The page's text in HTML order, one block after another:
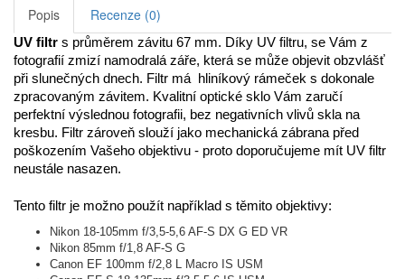
Popis Recenze (0)
UV filtr s průměrem závitu 67 mm. Díky UV filtru, se Vám z
fotografií zmizí namodralá záře, která se může objevit obzvlášť
při slunečných dnech. Filtr má  hliníkový rámeček s dokonale
zpracovaným závitem. Kvalitní optické sklo Vám zaručí
perfektní výslednou fotografii, bez negativních vlivů skla na
kresbu. Filtr zároveň slouží jako mechanická zábrana před
poškozením Vašeho objektivu - proto doporučujeme mít UV filtr
neustále nasazen.
Tento filtr je možno použít například s těmito objektivy:
Nikon 18-105mm f/3,5-5,6 AF-S DX G ED VR
Nikon 85mm f/1,8 AF-S G
Canon EF 100mm f/2,8 L Macro IS USM